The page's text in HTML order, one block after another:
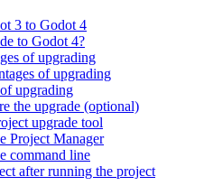
3 to Godot 4
to Godot 4?
of upgrading
of upgrading
upgrading
the upgrade (optional)
upgrade tool
Project Manager
command line
after running the project